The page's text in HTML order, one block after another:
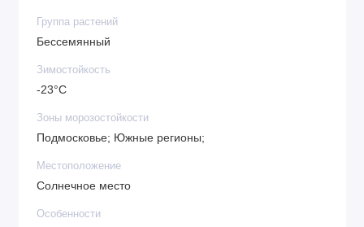
Группа растений
Бессемянный
Зимостойкость
-23°C
Зоны морозостойкости
Подмосковье; Южные регионы;
Местоположение
Солнечное место
Особенности